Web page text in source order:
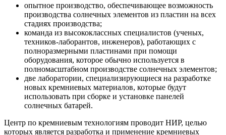
опытное производство, обеспечивающее возможность
производства солнечных элементов из пластин на всех
стадиях производства;
команда из высококлассных специалистов (ученых,
техников-лаборантов, инженеров), работающих с
полноразмерными пластинами при помощи
оборудования, которое обычно используется в
полномасштабном производстве солнечных элементов;
две лаборатории, специализирующиеся на разработке
новых кремниевых материалов, которые будут
использовать при сборке и установке панелей
солнечных батарей.
Центр по кремниевым технологиям проводит НИР, целью
которых является разработка и применение кремниевых